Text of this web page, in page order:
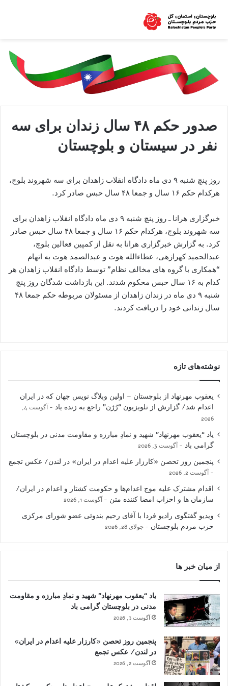
صدور حکم ۴۸ سال زندان برای سه
نفر در سیستان و بلوچستان
روز پنچ شنبه ۹ دی ماه دادگاه انقلاب زاهدان برای سه شهروند بلوچ،
هرکدام حکم ۱۶ سال و جمعا ۴۸ سال حبس صادر کرد.
خبرگزاری هرانا ـ روز پنچ شنبه ۹ دی ماه دادگاه انقلاب زاهدان برای
سه شهروند بلوچ، هرکدام حکم ۱۶ سال و جمعا ۴۸ سال حبس صادر
کرد. به گزارش خبرگزاری هرانا به نقل از کمپین فعالین بلوچ،
عبدالحمید کهرازهی، عطاءالله هوت و عبدالصمد هوت به اتهام
“همکاری با گروه های مخالف نظام” توسط دادگاه انقلاب زاهدان هر
کدام به ۱۶ سال حبس محکوم شدند. این بازداشت شدگان روز پنچ
شنبه ۹ دی ماه در زندان زاهدان از مسئولان مربوطه حکم جمعا ۴۸
سال زندانی خود را دریافت کردند.
نوشته‌های تازه
یعقوب مهرنهاد از بلوچستان – اولین وبلاگ نویس جهان که در ایران
اعدام شد/ گزارش از تلویزیون “رُژن” راجع به زنده یاد
آگوست 4,
2026
یاد “یعقوب مهرنهاد” شهید و نمادِ مبارزه و مقاومت مدنی در بلوچستان
گرامی باد
آگوست 3, 2026
پنجمین روز تحصن «کارزار علیه اعدام در ایران» در لندن/ عکس تجمع
آگوست 2, 2026
اقدام مشترک علیه موج اعدام‌ها و حکومت کشتار و اعدام در ایران/
سازمان ها و احزاب امضا کننده متن
آگوست 1, 2026
ویدیو گفتگوی رادیو فردا با آقای رحیم بندوئی عضو شورای مرکزی
حزب مردم بلوچستان
جولای 28, 2026
از میان خبر ها
یاد “یعقوب مهرنهاد” شهید و نمادِ مبارزه و مقاومت
مدنی در بلوچستان گرامی باد
آگوست 3, 2026
پنجمین روز تحصن «کارزار علیه اعدام در ایران»
در لندن/ عکس تجمع
آگوست 2, 2026